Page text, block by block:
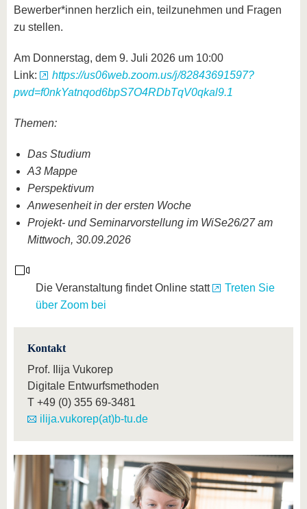
Bewerber*innen herzlich ein, teilzunehmen und Fragen
zu stellen.
Am Donnerstag, dem 9. Juli 2026 um 10:00
Link:
https://us06web.zoom.us/j/82843691597?
pwd=f0nkYatnqod6bpS7O4RDbTqV0qkal9.1
Themen:
Das Studium
A3 Mappe
Perspektivum
Anwesenheit in der ersten Woche
Projekt- und Seminarvorstellung im WiSe26/27 am
Mittwoch, 30.09.2026
Die Veranstaltung findet Online statt
Treten Sie
über Zoom bei
Kontakt
Prof. Ilija Vukorep
Digitale Entwurfsmethoden
T +49 (0) 355 69-3481
ilija.vukorep(at)b-tu.de